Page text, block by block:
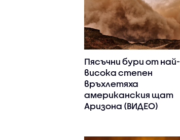
Пясъчни бури от най-
висока степен
връхлетяха
американския щат
Аризона (ВИДЕО)